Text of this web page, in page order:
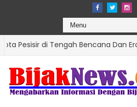
Bencana Dan Era Modernisasi